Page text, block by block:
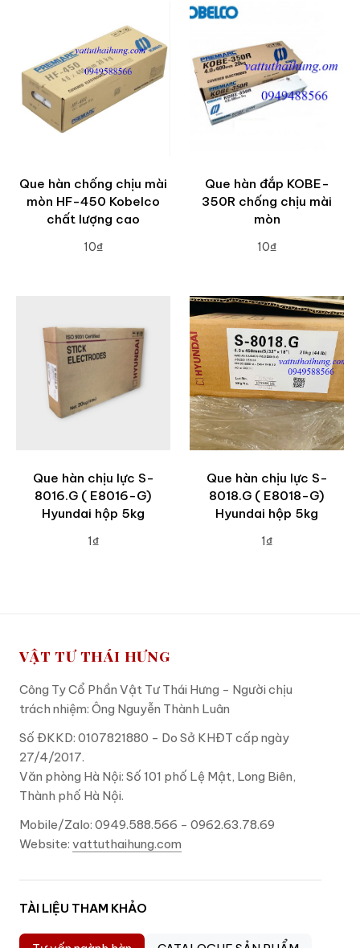
Que hàn chống chịu mài
mòn HF-450 Kobelco
chất lượng cao
10₫
Que hàn đắp KOBE-
350R chống chịu mài
mòn
10₫
Que hàn chịu lực S-
8016.G ( E8016-G)
Hyundai hộp 5kg
1₫
Que hàn chịu lực S-
8018.G ( E8018-G)
Hyundai hộp 5kg
1₫
VẬT TƯ THÁI HƯNG
Công Ty Cổ Phần Vật Tư Thái Hưng - Người chịu
trách nhiệm: Ông Nguyễn Thành Luân
Số ĐKKD: 0107821880 - Do Sở KHĐT cấp ngày
27/4/2017.
Văn phòng Hà Nội: Số 101 phố Lệ Mật, Long Biên,
Thành phố Hà Nội.
Mobile/Zalo: 0949.588.566 - 0962.63.78.69
Website: vattuthaihung.com
TÀI LIỆU THAM KHẢO